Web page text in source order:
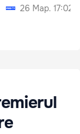
26 Мар. 17:02